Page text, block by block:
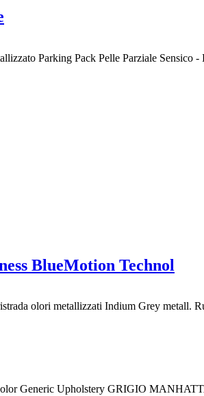
Parking Pack Pelle Parziale Sensico
BlueMotion Technol
olori metallizzati Indium Grey metall.
Generic Upholstery GRIGIO